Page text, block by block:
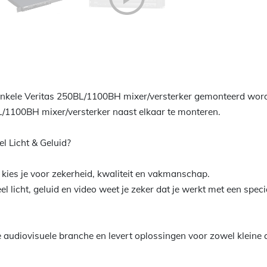
Veritas 250BL/1100BH mixer/versterker gemonteerd
mixer/versterker naast elkaar te monteren.
Licht & Geluid?
je voor zekerheid, kwaliteit en vakmanschap.
licht, geluid en video weet je zeker dat je werkt met een
branche en levert oplossingen voor zowel kleine